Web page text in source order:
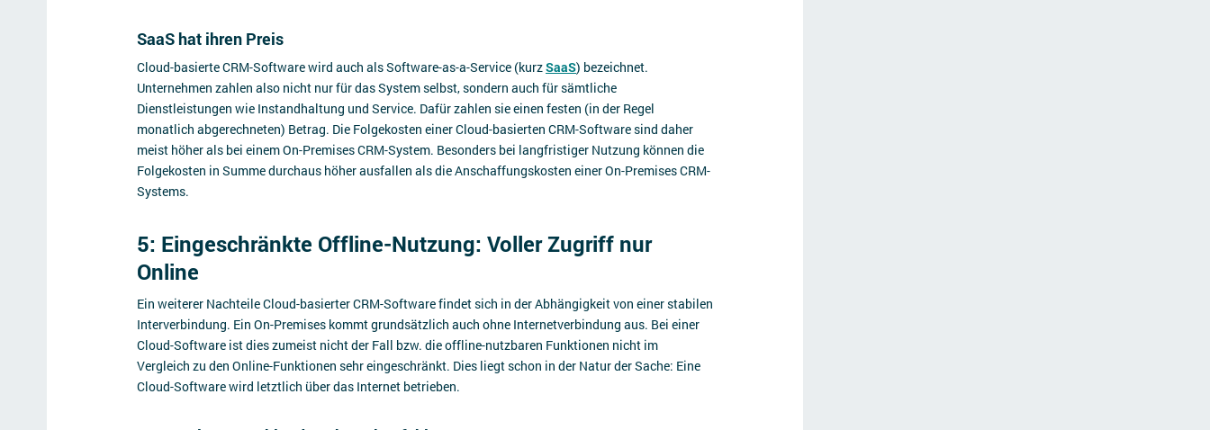
SaaS hat ihren Preis
Cloud-basierte CRM-Software wird auch als Software-as-a-Service (kurzSaaS) bezeichnet.
Unternehmen zahlen also nicht nur für das System selbst, sondern auch für sämtliche
Dienstleistungen wie Instandhaltung und Service. Dafür zahlen sie einen festen (in der Regel
monatlich abgerechneten) Betrag. Die Folgekosten einer Cloud-basierten CRM-Software sind daher
meist höher als bei einem On-Premises CRM-System. Besonders bei langfristiger Nutzung können die
Folgekosten in Summe durchaus höher ausfallen als die Anschaffungskosten einer On-Premises CRM-
Systems.
5: Eingeschränkte Offline-Nutzung: Voller Zugriff nur
Online
Ein weiterer Nachteile Cloud-basierter CRM-Software findet sich in der Abhängigkeit von einer stabilen
Interverbindung. Ein On-Premises kommt grundsätzlich auch ohne Internetverbindung aus. Bei einer
Cloud-Software ist dies zumeist nicht der Fall bzw. die offline-nutzbaren Funktionen nicht im
Vergleich zu den Online-Funktionen sehr eingeschränkt. Dies liegt schon in der Natur der Sache: Eine
Cloud-Software wird letztlich über das Internet betrieben.